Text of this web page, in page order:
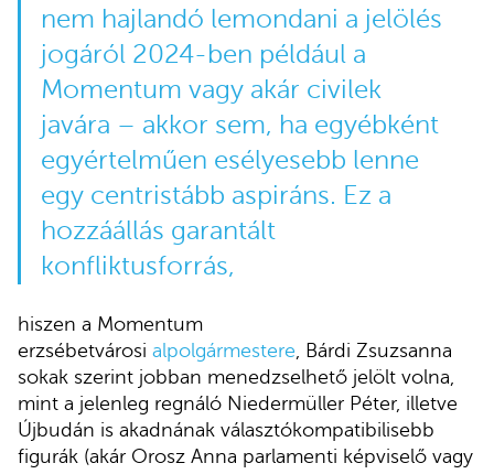
nem hajlandó lemondani a jelölés
jogáról 2024-ben például a
Momentum vagy akár civilek
javára – akkor sem, ha egyébként
egyértelműen esélyesebb lenne
egy centristább aspiráns. Ez a
hozzáállás garantált
konfliktusforrás,
hiszen a Momentum
erzsébetvárosi alpolgármestere , Bárdi Zsuzsanna
sokak szerint jobban menedzselhető jelölt volna,
mint a jelenleg regnáló Niedermüller Péter, illetve
Újbudán is akadnának választókompatibilisebb
figurák (akár Orosz Anna parlamenti képviselő vagy